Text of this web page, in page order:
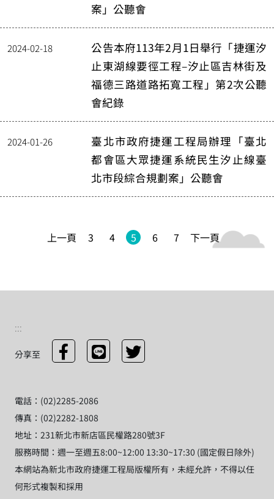
案」公聽會
2024-02-18
公告本府113年2月1日舉行「捷運汐
止東湖線要徑工程–汐止區吉林街及
福德三路道路拓寬工程」第2次公聽
會紀錄
2024-01-26
臺北市政府捷運工程局辦理「臺北
都會區大眾捷運系統民生汐止線臺
北市段綜合規劃案」公聽會
上一頁 3 4 5 6 7 下一頁
:::
分享至
電話：(02)2285-2086
傳真：(02)2282-1808
地址：231新北市新店區民權路280號3F
服務時間：週一至週五8:00~12:00 13:30~17:30 (國定假日除外)
本網站為新北市政府捷運工程局版權所有，未經允許，不得以任
何形式複製和採用